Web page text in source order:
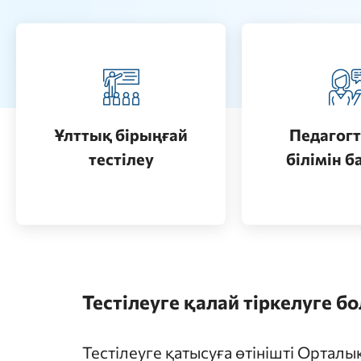
Ұлттық бірыңғай
тестілеу
Қазақстанда жоғары білім
Өту
білімінӨту
Тестілеуге қалай тіркелуге
Тестілеуге қатысуға өтінішті